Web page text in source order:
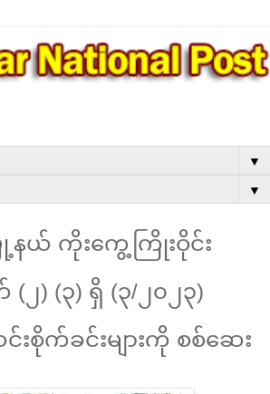
▼
▼
နယ် ကိုးကွေ့ကြိုးဝိုင်း
(၃) ရှိ (၃/၂၀၂၃)
းစိုက်ခင်းများကို စစ်ဆေး